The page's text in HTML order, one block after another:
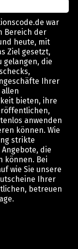
war
Bereich der
heute, mit
Ziel gesetzt,
gelangen, die
Ihrer
bieten, ihre
anwenden
können. Wie
strikte
die
können. Bei
wie Sie unsere
Ihrer
betreuen